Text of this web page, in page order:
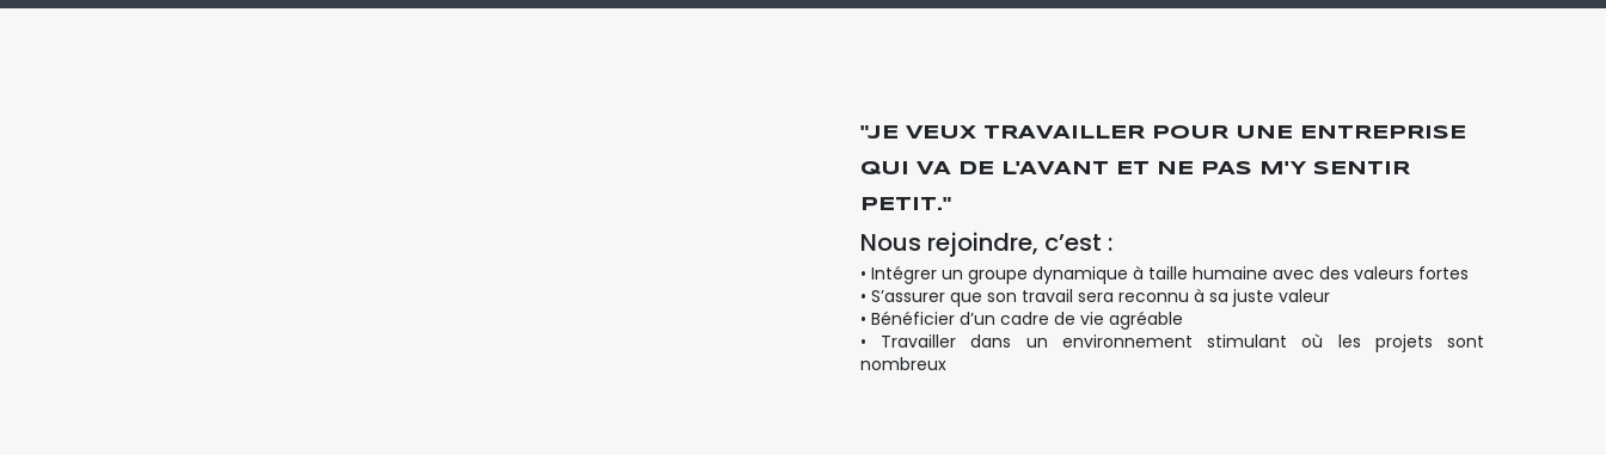
"JE VEUX TRAVAILLER POUR UNE ENTREPRISE
QUI VA DE L'AVANT ET NE PAS M'Y SENTIR
PETIT."
Nous rejoindre, c’est :
• Intégrer un groupe dynamique à taille humaine avec des valeurs fortes
• S’assurer que son travail sera reconnu à sa juste valeur
• Bénéficier d’un cadre de vie agréable
• Travailler dans un environnement stimulant où les projets sont
nombreux